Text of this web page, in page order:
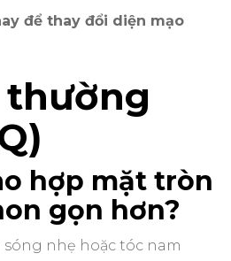
để thay đổi diện mạo
thường
hợp mặt tròn
gọn hơn?
sóng nhẹ hoặc tóc nam